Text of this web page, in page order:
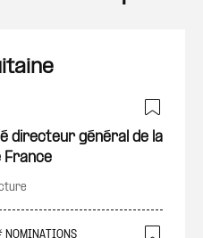
directeur général de la
France
NOMINATIONS